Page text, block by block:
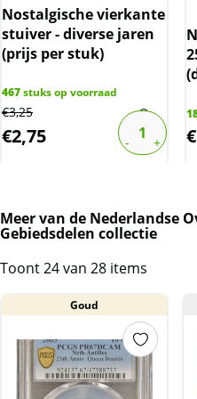
Nostalgische vierkante
stuiver - diverse jaren
(prijs per stuk)
467stuks op voorraad
€3,25
€2,75 €
Meer van de Nederlandse
Gebiedsdelen collectie
Toont 24 van 28 items
Goud